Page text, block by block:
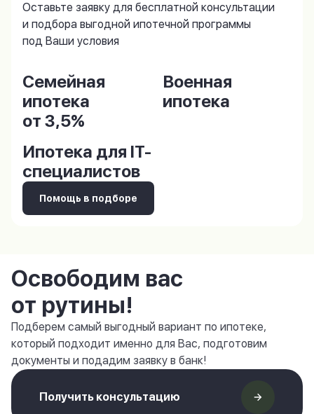
Оставьте заявку для бесплатной консультации
и подбора выгодной ипотечной программы
под Ваши условия
Семейная
ипотека
от 3,5%
Военная
ипотека
Ипотека для IT-
специалистов
Помощь в подборе
Освободим вас
от рутины!
Подберем самый выгодный вариант по ипотеке,
который подходит именно для Вас, подготовим
документы и подадим заявку в банк!
Получить консультацию